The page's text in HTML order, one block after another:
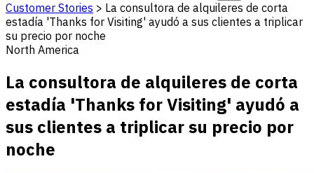
Customer Stories > La consultora de alquileres de corta
estadía 'Thanks for Visiting' ayudó a sus clientes a triplicar
su precio por noche
North America
La consultora de alquileres de corta
estadía 'Thanks for Visiting' ayudó a
sus clientes a triplicar su precio por
noche